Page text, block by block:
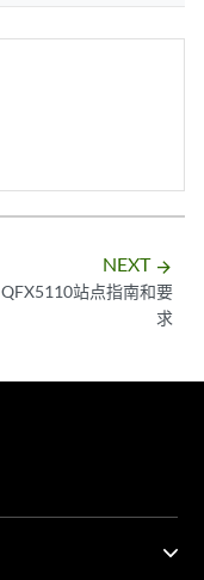
NEXT arrow_forward
QFX5110站点指南和要
求